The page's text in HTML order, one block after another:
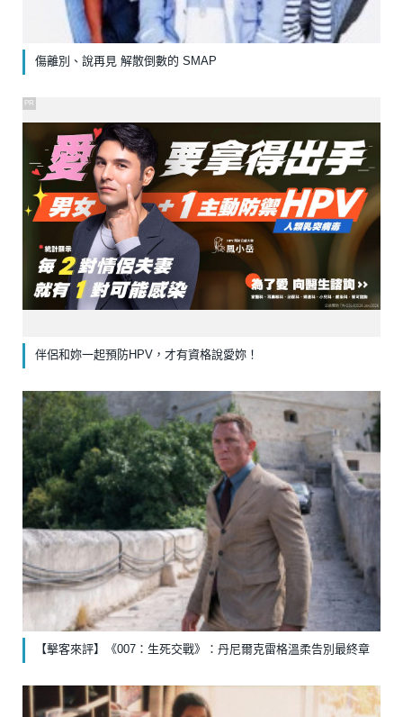
傷離別、說再見 解散倒數的 SMAP
伴侶和妳一起預防HPV，才有資格說愛妳！
PR
【擊客來評】《007：生死交戰》：丹尼爾克雷格溫柔告別最終章